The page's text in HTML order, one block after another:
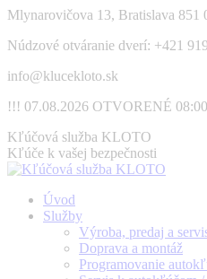
Skip
content
Mlynarovičova 13, Bratislava 851
Núdzové otváranie dverí: +421
info@klucekloto.sk
!!! 07.08.2026 OTVORENÉ
Facebook
page
opens
new
window
Kľúčová služba KLOTO
Kľúče k vašej bezpečnosti
Úvod
Služby
Výroba, predaj a
Doprava a montáž
Programovanie